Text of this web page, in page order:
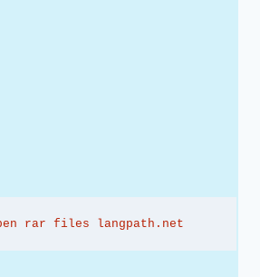
rar files langpath.net